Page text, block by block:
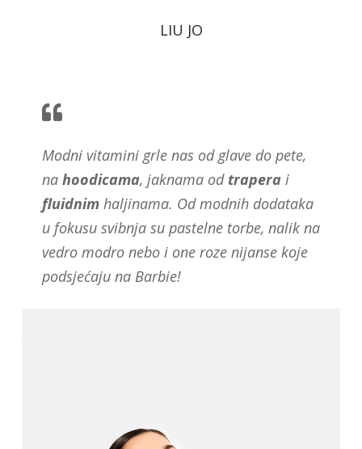
LIU JO
Modni vitamini grle nas od glave do pete,
na hoodicama, jaknama od trapera i
fluidnim haljinama. Od modnih dodataka
u fokusu svibnja su pastelne torbe, nalik na
vedro modro nebo i one roze nijanse koje
podsjećaju na Barbie!